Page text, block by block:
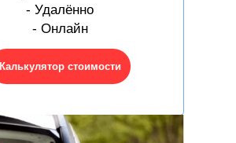
- Удалённо
- Онлайн
Калькулятор стоимости